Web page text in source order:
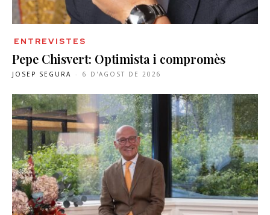
ENTREVISTES
Pepe Chisvert: Optimista i compromès
JOSEP SEGURA - 6 D'AGOST DE 2026